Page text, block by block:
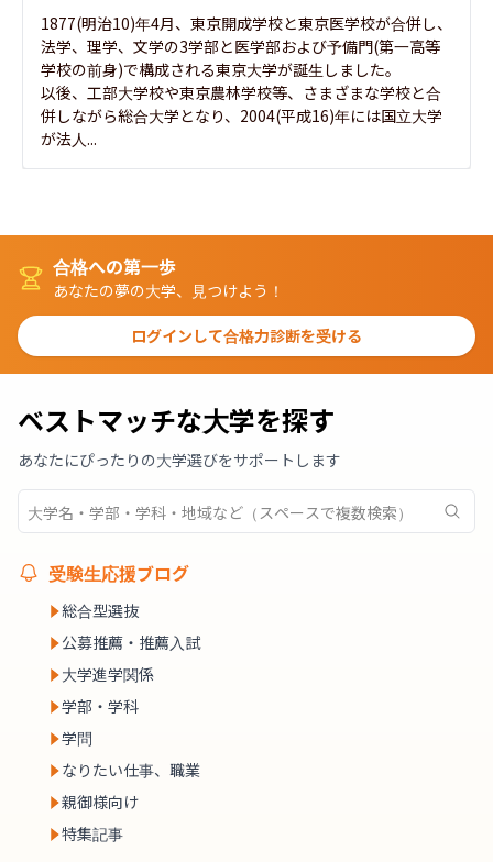
1877(明治10)年4月、東京開成学校と東京医学校が合併し、
法学、理学、文学の3学部と医学部および予備門(第一高等
学校の前身)で構成される東京大学が誕生しました。
以後、工部大学校や東京農林学校等、さまざまな学校と合
併しながら総合大学となり、2004(平成16)年には国立大学
が法人...
合格への第一歩
あなたの夢の大学、見つけよう！
ログインして合格力診断を受ける
ベストマッチな大学を探す
あなたにぴったりの大学選びをサポートします
受験生応援ブログ
総合型選抜
公募推薦・推薦入試
大学進学関係
学部・学科
学問
なりたい仕事、職業
親御様向け
特集記事